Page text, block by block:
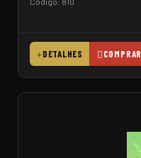
DETALHES COMPRAR